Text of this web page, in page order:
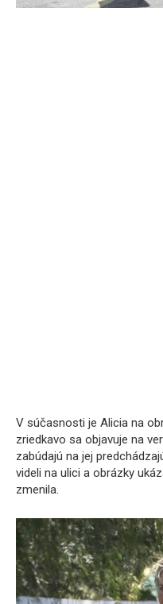
V súčasnosti je Alicia na
zriedkavo sa objavuje na
zabúdajú na jej
videli na ulici a obrázky
zmenila.